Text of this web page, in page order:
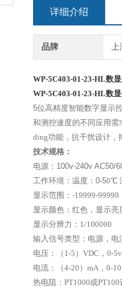
详细介绍
品牌 上
WP-5C403-01-23-HL数
WP-5C403-01-23-HL数
5位高精度智能数字显示
和测控速度的不同应用需
ding功能，抗干扰设计，
技术规格：
电源： 100v-240v AC50/
工作环境：温度： 0-50℃
显示范围： -19999-99999
显示颜色：红色，显示亮
显示分辨力： 1/100000
输入信号类型：电源，电
电压：（ 1-5 ） VDC ， 0-
电流：（4-20 ） mA ， 0-
热电阻： PT1000或PT100